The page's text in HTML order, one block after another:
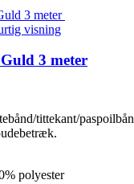
visning
3 meter
tittekant/
polyester